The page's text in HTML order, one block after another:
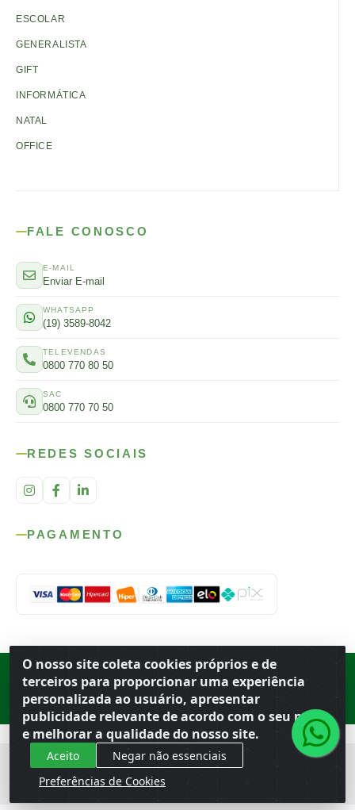
O nosso site coleta cookies próprios e de
terceiros para proporcionar uma experiência
personalizada ao usuário, apresentar
publicidade relevante de acordo com o seu perfil
e melhorar a qualidade do nosso site.
Aceito
Negar não essenciais
Preferências de Cookies
ESCOLAR
GENERALISTA
GIFT
INFORMÁTICA
NATAL
OFFICE
FALE CONOSCO
E-MAIL
Enviar E-mail
WHATSAPP
(19) 3589-8042
TELEVENDAS
0800 770 80 50
SAC
0800 770 70 50
REDES SOCIAIS
PAGAMENTO
Rod. SP-215, s/n, km 98 — Área Rural Porto Ferreira ·BR
· CEP
· CNPJ 56.679.863/0001-91
© 2026 Atacado Ideal